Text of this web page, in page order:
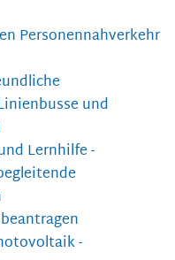
Personennahverkehr
und
Lernhilfe -
-